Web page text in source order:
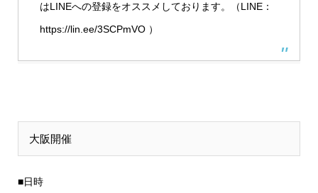
はLINEへの登録をオススメしております。（LINE：
https://lin.ee/3SCPmVO ）
大阪開催
■日時